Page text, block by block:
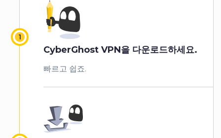
CyberGhost VPN을 다운로드하세요.
빠르고 쉽죠.